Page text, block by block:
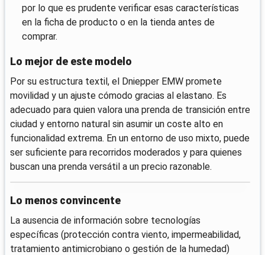
por lo que es prudente verificar esas características
en la ficha de producto o en la tienda antes de
comprar.
Lo mejor de este modelo
Por su estructura textil, el Dniepper EMW promete
movilidad y un ajuste cómodo gracias al elastano. Es
adecuado para quien valora una prenda de transición entre
ciudad y entorno natural sin asumir un coste alto en
funcionalidad extrema. En un entorno de uso mixto, puede
ser suficiente para recorridos moderados y para quienes
buscan una prenda versátil a un precio razonable.
Lo menos convincente
La ausencia de información sobre tecnologías
específicas (protección contra viento, impermeabilidad,
tratamiento antimicrobiano o gestión de la humedad)